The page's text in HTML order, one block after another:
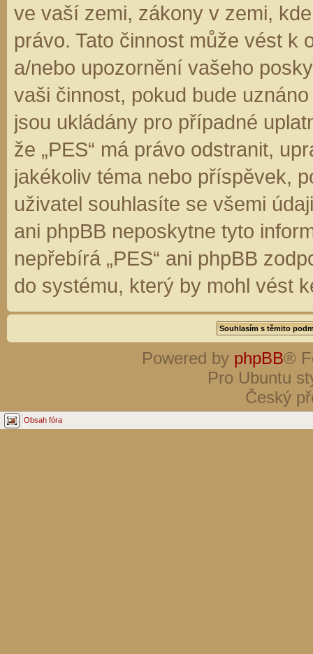
ve vaší zemi, zákony v zemi,
právo. Tato činnost může vést k
a/nebo upozornění vašeho
vaši činnost, pokud bude
jsou ukládány pro případné
že „PES“ má právo odstranit,
jakékoliv téma nebo příspěvek,
uživatel souhlasíte se všemi
ani phpBB neposkytne tyto
nepřebírá „PES“ ani phpBB
do systému, který by mohl vést
Powered by phpBB®
Pro Ubuntu
Český
Obsah fóra